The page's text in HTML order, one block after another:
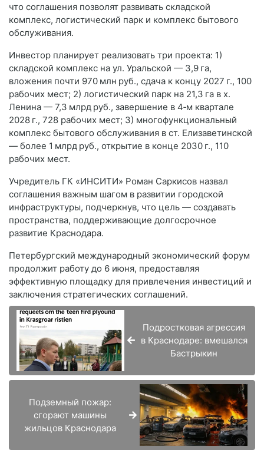
что соглашения позволят развивать складской
комплекс, логистический парк и комплекс бытового
обслуживания.
Инвестор планирует реализовать три проекта: 1)
складской комплекс на ул. Уральской — 3,9 га,
вложения почти 970 млн руб., сдача к концу 2027 г., 100
рабочих мест; 2) логистический парк на 21,3 га в х.
Ленина — 7,3 млрд руб., завершение в 4‑м квартале
2028 г., 728 рабочих мест; 3) многофункциональный
комплекс бытового обслуживания в ст. Елизаветинской
— более 1 млрд руб., открытие в конце 2030 г., 110
рабочих мест.
Учредитель ГК «ИНСИТИ» Роман Саркисов назвал
соглашения важным шагом в развитии городской
инфраструктуры, подчеркнув, что цель — создавать
пространства, поддерживающие долгосрочное
развитие Краснодара.
Петербургский международный экономический форум
продолжит работу до 6 июня, предоставляя
эффективную площадку для привлечения инвестиций и
заключения стратегических соглашений.
Подростковая агрессия
в Краснодаре: вмешался
Бастрыкин
Подземный пожар:
сгорают машины
жильцов Краснодара